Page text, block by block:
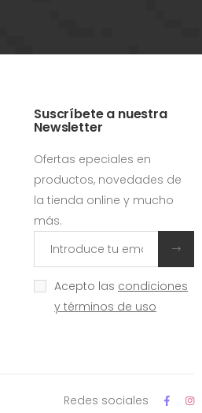
Suscríbete a nuestra
Newsletter
Ofertas epeciales en
productos, novedades de
la tienda online y mucho
más.
Acepto las condiciones
y términos de uso
Redes sociales